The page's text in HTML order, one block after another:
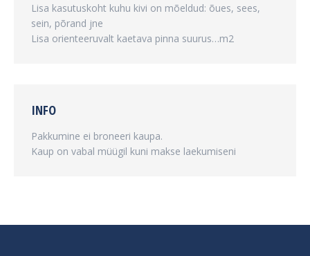
Lisa kasutuskoht kuhu kivi on mõeldud: õues, sees,
sein, põrand jne
Lisa orienteeruvalt kaetava pinna suurus…m2
INFO
Pakkumine ei broneeri kaupa.
Kaup on vabal müügil kuni makse laekumiseni